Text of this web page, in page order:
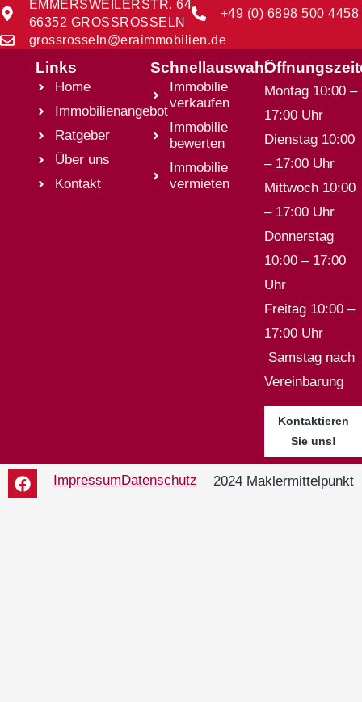
EMMERSWEILERSTR. 64
66352 GROSSROSSELN
+49 (0) 6898 500 4458
grossrosseln@eraimmobilien.de
Links
Home
Immobilienangebot
Ratgeber
Über uns
Kontakt
Schnellauswahl
Immobilie
verkaufen
Immobilie
bewerten
Immobilie
vermieten
Montag 10:00 –
17:00 Uhr
Dienstag 10:00
– 17:00 Uhr
Mittwoch 10:00
– 17:00 Uhr
Donnerstag
10:00 – 17:00
Uhr
Freitag 10:00 –
17:00 Uhr
Samstag nach
Vereinbarung
Kontaktieren
Sie uns!
ImpressumDatenschutz 2024 Maklermittelpunkt